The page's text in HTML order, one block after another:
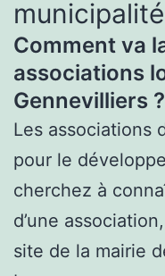
Comment va
associations
Gennevilliers ?
Les associations
pour le
cherchez à
d’une
site de la mairie